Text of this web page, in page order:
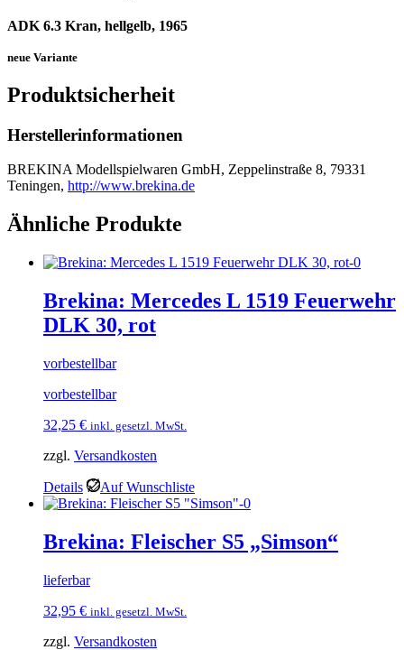
ADK 6.3 Kran, hellgelb, 1965
neue Variante
Produktsicherheit
Herstellerinformationen
BREKINA Modellspielwaren GmbH, Zeppelinstraße 8, 79331
Teningen, http://www.brekina.de
Ähnliche Produkte
Brekina: Mercedes L 1519 Feuerwehr
DLK 30, rot
vorbestellbar
vorbestellbar
32,25 € inkl. gesetzl. MwSt.
zzgl. Versandkosten
Details Auf Wunschliste
Brekina: Fleischer S5 „Simson“
lieferbar
32,95 € inkl. gesetzl. MwSt.
zzgl. Versandkosten